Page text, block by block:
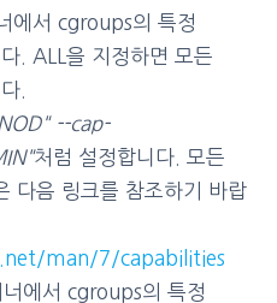
에서 cgroups의 특정
. ALL을 지정하면 모든
.
--cap-
처럼 설정합니다. 모든
다음 링크를 참조하기 바랍
man/7/capabilities
에서 cgroups의 특정